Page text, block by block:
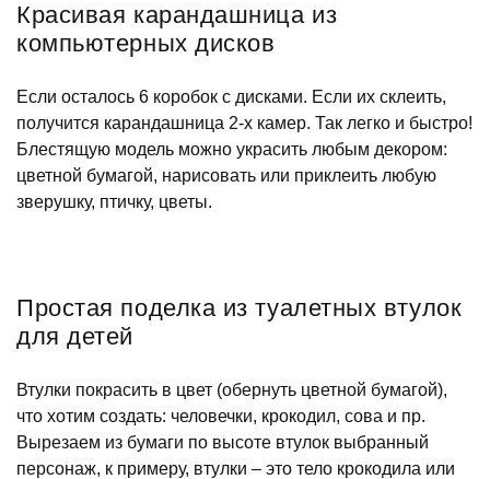
Красивая карандашница из
компьютерных дисков
Если осталось 6 коробок с дисками. Если их склеить,
получится карандашница 2-х камер. Так легко и быстро!
Блестящую модель можно украсить любым декором:
цветной бумагой, нарисовать или приклеить любую
зверушку, птичку, цветы.
Простая поделка из туалетных втулок
для детей
Втулки покрасить в цвет (обернуть цветной бумагой),
что хотим создать: человечки, крокодил, сова и пр.
Вырезаем из бумаги по высоте втулок выбранный
персонаж, к примеру, втулки – это тело крокодила или